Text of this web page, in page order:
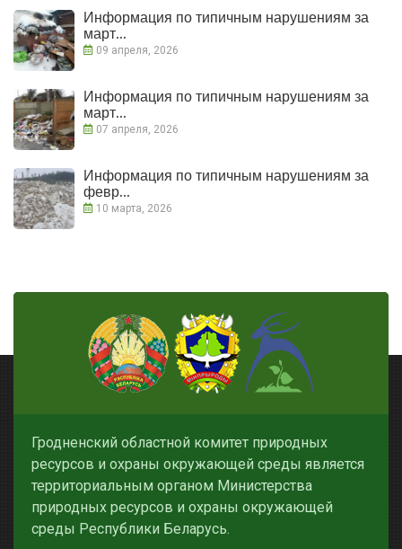
Информация по типичным нарушениям за
март...
09 апреля, 2026
Информация по типичным нарушениям за
март...
07 апреля, 2026
Информация по типичным нарушениям за
февр...
10 марта, 2026
Гродненский областной комитет природных
ресурсов и охраны окружающей среды является
территориальным органом Министерства
природных ресурсов и охраны окружающей
среды Республики Беларусь.